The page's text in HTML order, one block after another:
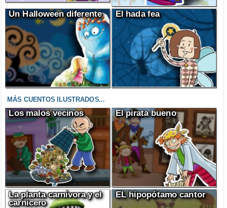
Un Halloween diferente El hada fea
MÁS CUENTOS ILUSTRADOS...
Los malos vecinos El pirata bueno
La planta carnívora y el
carnicero
EL hipopótamo cantor